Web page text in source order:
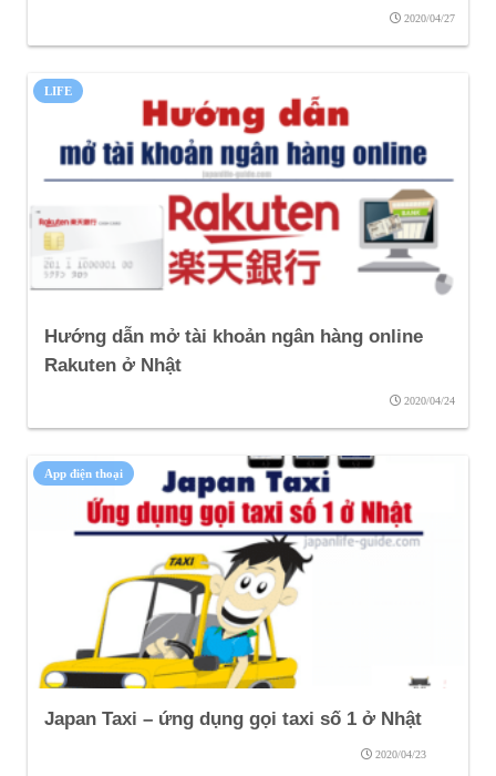
2020/04/27
LIFE
Hướng dẫn mở tài khoản ngân hàng online
Rakuten ở Nhật
2020/04/24
App điện thoại
Japan Taxi – ứng dụng gọi taxi số 1 ở Nhật
2020/04/23